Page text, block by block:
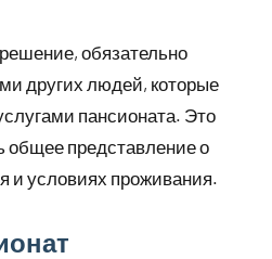
обязательно
других людей, которые
пансионата. Это
общее представление о
и условиях проживания.